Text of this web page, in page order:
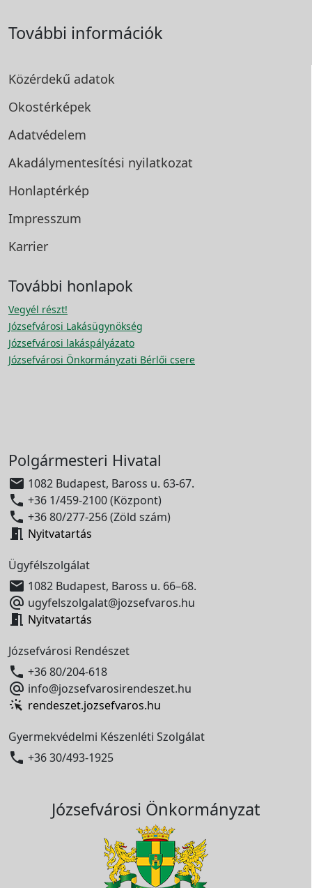
További információk
Közérdekű adatok
Okostérképek
Adatvédelem
Akadálymentesítési nyilatkozat
Honlaptérkép
Impresszum
Karrier
További honlapok
Vegyél részt!
Józsefvárosi Lakásügynökség
Józsefvárosi lakáspályázato
Józsefvárosi Önkormányzati Bérlői csere
Polgármesteri Hivatal
 1082 Budapest, Baross u. 63-67.
 +36 1/459-2100 (Központ)
 +36 80/277-256 (Zöld szám)
 Nyitvatartás
Ügyfélszolgálat
 1082 Budapest, Baross u. 66–68.
 ugyfelszolgalat@jozsefvaros.hu
 Nyitvatartás
Józsefvárosi Rendészet
 +36 80/204-618
 info@jozsefvarosirendeszet.hu
rendeszet.jozsefvaros.hu
Gyermekvédelmi Készenléti Szolgálat
 +36 30/493-1925
Józsefvárosi Önkormányzat